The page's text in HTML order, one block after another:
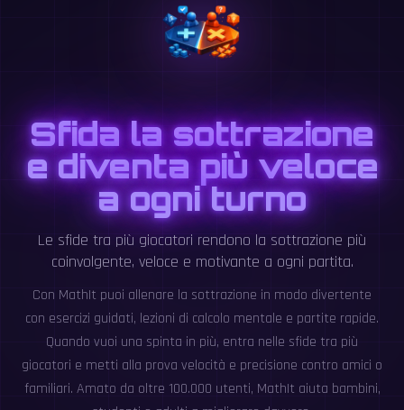
Sfida la sottrazione
e diventa più veloce
a ogni turno
Le sfide tra più giocatori rendono la sottrazione più
coinvolgente, veloce e motivante a ogni partita.
Con MathIt puoi allenare la sottrazione in modo divertente
con esercizi guidati, lezioni di calcolo mentale e partite rapide.
Quando vuoi una spinta in più, entra nelle sfide tra più
giocatori e metti alla prova velocità e precisione contro amici o
familiari. Amato da oltre 100.000 utenti, MathIt aiuta bambini,